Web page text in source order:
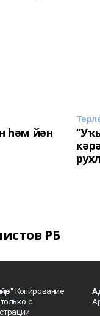
һәм йән
РБ
Копирование
с